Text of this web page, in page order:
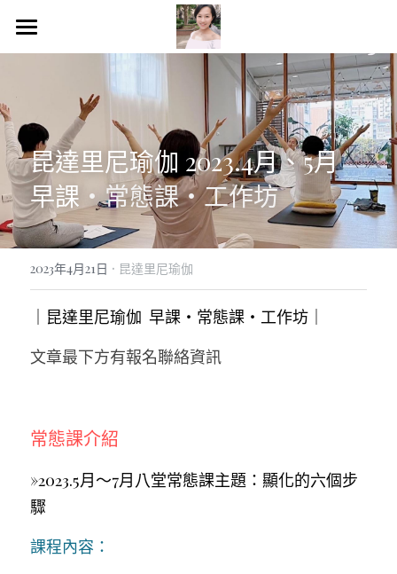
HOME
昆達里尼瑜伽
13月亮曆＆NGH催眠
理財理心＆人生策略
課程＆諮詢服務
Blog文章
個人成長
閱讀筆記
Podcast
聯絡我
關於Min
昆達里尼瑜伽 2023.4月、5月
早課 ・常態課・工作坊
2023年4月21日 · 昆達里尼瑜伽
｜昆達里尼瑜伽  早課・常態課・工作坊｜
文章最下方有報名聯絡資訊
常態課介紹
»2023.5月～7月八堂常態課主題：顯化的六個步
驟
課程內容：
商品分類
所有商品分類